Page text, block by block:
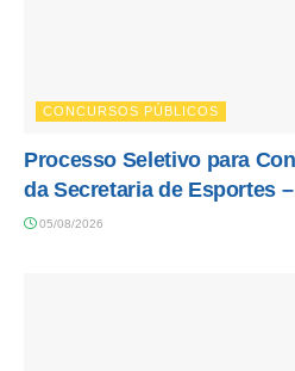
CONCURSOS PÚBLICOS
Processo Seletivo para
da Secretaria de Esportes
05/08/2026